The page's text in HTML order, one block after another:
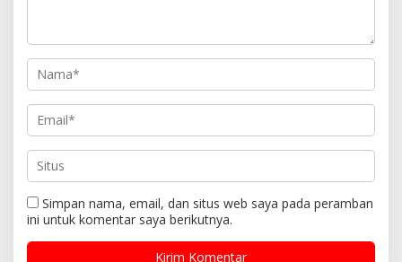
Simpan nama, email, dan situs web saya pada peramban
ini untuk komentar saya berikutnya.